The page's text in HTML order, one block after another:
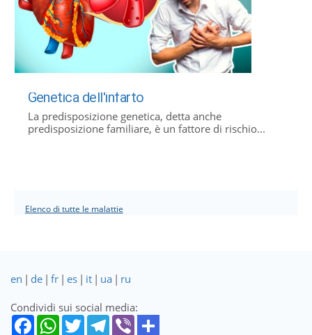
Genetica dell'infarto
La predisposizione genetica, detta anche
predisposizione familiare, è un fattore di rischio...
Elenco di tutte le malattie
en | de | fr | es | it | ua | ru
Condividi sui social media: